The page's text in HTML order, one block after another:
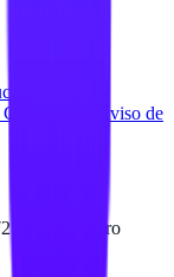
y
Aviso de
San Pedro